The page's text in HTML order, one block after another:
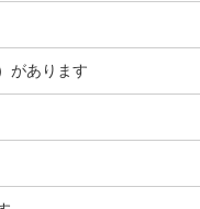
があります